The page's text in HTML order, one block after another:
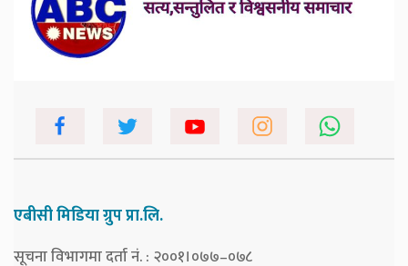
एबीसी मिडिया ग्रुप प्रा.लि.
सूचना विभागमा दर्ता नं. : २००१।०७७–०७८